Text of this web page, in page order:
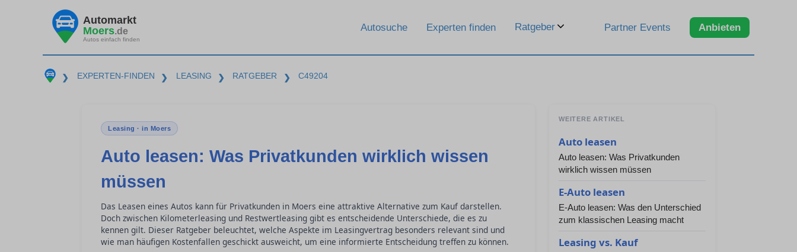
Automarkt
Moers.de
Autos einfach finden
Autosuche Experten finden Ratgeber Partner Events Anbieten
❯ EXPERTEN-FINDEN ❯ LEASING ❯ RATGEBER ❯ C49204
Leasing · in Moers
Auto leasen: Was Privatkunden wirklich wissen
müssen
Das Leasen eines Autos kann für Privatkunden in Moers eine attraktive Alternative zum Kauf darstellen.
Doch zwischen Kilometerleasing und Restwertleasing gibt es entscheidende Unterschiede, die es zu
kennen gilt. Dieser Ratgeber beleuchtet, welche Aspekte im Leasingvertrag besonders relevant sind und
wie man häufigen Kostenfallen geschickt ausweicht, um eine informierte Entscheidung treffen zu können.
WEITERE ARTIKEL
Auto leasen
Auto leasen: Was Privatkunden
wirklich wissen müssen
E-Auto leasen
E-Auto leasen: Was den Unterschied
zum klassischen Leasing macht
Leasing vs. Kauf